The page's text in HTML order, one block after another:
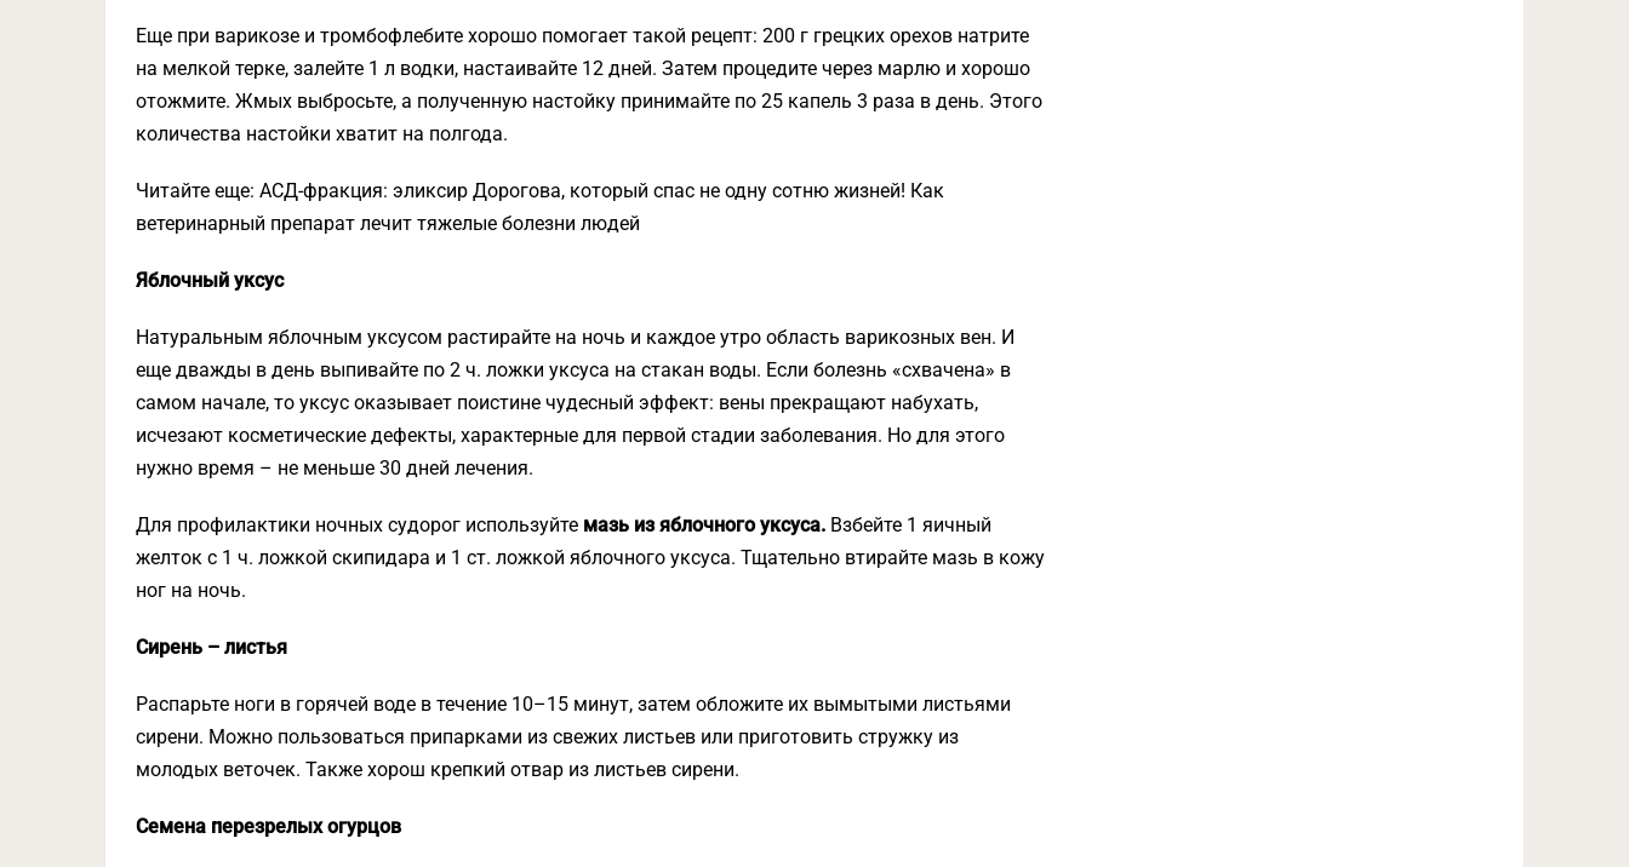
Еще при варикозе и тромбофлебите хорошо помогает такой рецепт: 200 г грецких орехов натрите
на мелкой терке, залейте 1 л водки, настаивайте 12 дней. Затем процедите через марлю и хорошо
отожмите. Жмых выбросьте, а полученную настойку принимайте по 25 капель 3 раза в день. Этого
количества настойки хватит на полгода.
Читайте еще: АСД-фракция: эликсир Дорогова, который спас не одну сотню жизней! Как
ветеринарный препарат лечит тяжелые болезни людей
Яблочный уксус
Натуральным яблочным уксусом растирайте на ночь и каждое утро область варикозных вен. И
еще дважды в день выпивайте по 2 ч. ложки уксуса на стакан воды. Если болезнь «схвачена» в
самом начале, то уксус оказывает поистине чудесный эффект: вены прекращают набухать,
исчезают косметические дефекты, характерные для первой стадии заболевания. Но для этого
нужно время – не меньше 30 дней лечения.
Для профилактики ночных судорог используйте мазь из яблочного уксуса. Взбейте 1 яичный
желток с 1 ч. ложкой скипидара и 1 ст. ложкой яблочного уксуса. Тщательно втирайте мазь в кожу
ног на ночь.
Сирень – листья
Распарьте ноги в горячей воде в течение 10–15 минут, затем обложите их вымытыми листьями
сирени. Можно пользоваться припарками из свежих листьев или приготовить стружку из
молодых веточек. Также хорош крепкий отвар из листьев сирени.
Семена перезрелых огурцов